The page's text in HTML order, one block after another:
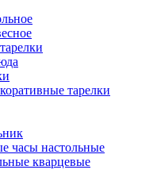
тарелки
часы настольные
кварцевые